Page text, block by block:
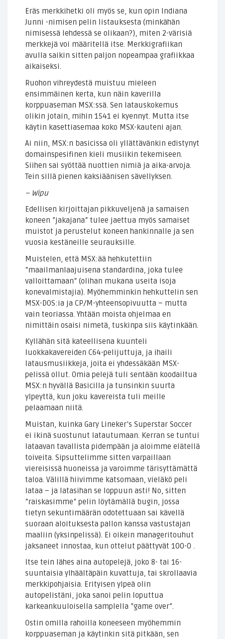
Eräs merkkihetki oli myös se, kun opin Indiana
Junni -nimisen pelin listauksesta (minkähän
nimisessä lehdessä se olikaan?), miten 2-värisiä
merkkejä voi määritellä itse. Merkkigrafiikan
avulla saikin sitten paljon nopeampaa grafiikkaa
aikaiseksi.
Ruohon vihreydestä muistuu mieleen
ensimmäinen kerta, kun näin kaverilla
korppuaseman MSX:ssä. Sen latauskokemus
olikin jotain, mihin 1541 ei kyennyt. Mutta itse
käytin kasettiasemaa koko MSX-kauteni ajan.
Ai niin, MSX:n basicissa oli yllättävänkin edistynyt
domainspesifinen kieli musiikin tekemiseen.
Siihen sai syöttää nuottien nimiä ja aika-arvoja.
Tein sillä pienen kaksiäänisen sävellyksen.
– Wipu
Edellisen kirjoittajan pikkuveljenä ja samaisen
koneen ”jakajana” tulee jaettua myös samaiset
muistot ja perustelut koneen hankinnalle ja sen
vuosia kestäneille seurauksille.
Muistelen, että MSX:ää hehkutettiin
”maailmanlaajuisena standardina, joka tulee
valloittamaan” (olihan mukana useita isoja
konevalmistajia). Myöhemminkin hehkuttelin sen
MSX-DOS:ia ja CP/M-yhteensopivuutta – mutta
vain teoriassa. Yhtään moista ohjelmaa en
nimittäin osaisi nimetä, tuskinpa siis käytinkään.
Kyllähän sitä kateellisena kuunteli
luokkakavereiden C64-pelijuttuja, ja ihaili
latausmusiikkeja, joita ei yhdessäkään MSX-
pelissä ollut. Omia pelejä tuli sentään koodailtua
MSX:n hyvällä Basicilla ja tunsinkin suurta
ylpeyttä, kun joku kavereista tuli meille
pelaamaan niitä.
Muistan, kuinka Gary Lineker’s Superstar Soccer
ei ikinä suostunut latautumaan. Kerran se tuntui
lataavan tavallista pidempään ja aloimme elätellä
toiveita. Sipsuttelimme sitten varpaillaan
viereisissä huoneissa ja varoimme tärisyttämättä
taloa. Välillä hiivimme katsomaan, vieläkö peli
lataa – ja latasihan se loppuun asti! No, sitten
”raiskasimme” pelin löytämällä bugin, jossa
tietyn sekuntimäärän odotettuaan sai kävellä
suoraan aloituksesta pallon kanssa vastustajan
maaliin (yksinpelissä). Ei oikein manageritouhut
jaksaneet innostaa, kun ottelut päättyvät 100-0 .
Itse tein lähes aina autopelejä, joko 8- tai 16-
suuntaisia ylhäältäpäin kuvattuja, tai skrollaavia
merkkipohjaisia. Erityisen ylpeä olin
autopelistäni, joka sanoi pelin loputtua
karkeankuuloisella samplella ”game over”.
Ostin omilla rahoilla koneeseen myöhemmin
korppuaseman ja käytinkin sitä pitkään, sen